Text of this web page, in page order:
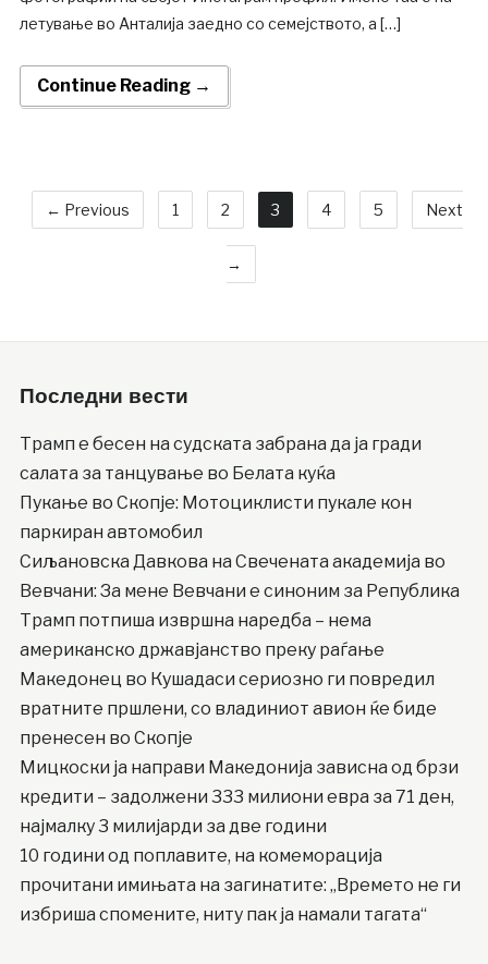
летување во Анталија заедно со семејството, а […]
Continue Reading →
← Previous 1 2 3 4 5 Next
→
Последни вести
Трамп е бесен на судската забрана да ја гради
салата за танцување во Белата куќа
Пукање во Скопје: Мотоциклисти пукале кон
паркиран автомобил
Сиљановска Давкова на Свечената академија во
Вевчани: За мене Вевчани е синоним за Република
Трамп потпиша извршна наредба – нема
американско државјанство преку раѓање
Македонец во Кушадаси сериозно ги повредил
вратните пршлени, со владиниот авион ќе биде
пренесен во Скопје
Мицкоски ја направи Македонија зависна од брзи
кредити – задолжени 333 милиони евра за 71 ден,
најмалку 3 милијарди за две години
10 години од поплавите, на комеморација
прочитани имињата на загинатите: „Времето не ги
избриша спомените, ниту пак ја намали тагата“